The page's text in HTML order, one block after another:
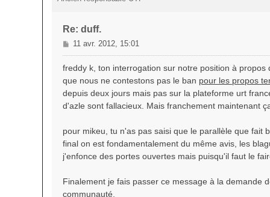
Re: duff.
M
e
a
g
e
11 avr. 2012, 15:01
freddy k, ton interrogation sur notre position à
que nous ne contestons pas le ban pour les propos
depuis deux jours mais pas sur la plateforme urt
d'azle sont fallacieux. Mais franchement maintenant
pour mikeu, tu n'as pas saisi que le parallèle que
final on est fondamentalement du même avis, les
j'enfonce des portes ouvertes mais puisqu'il faut le
Finalement je fais passer ce message à la demande
communauté.